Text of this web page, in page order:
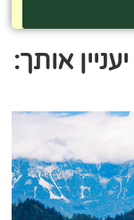
אותך: